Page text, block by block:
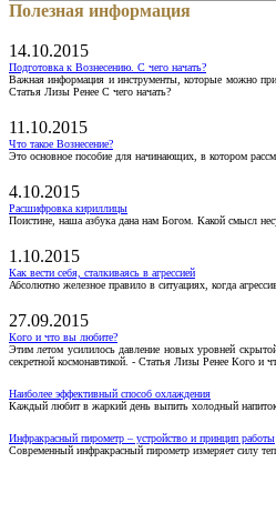
Полезная информация
14.10.2015
Подготовка к Вознесению. С чего начать?
Важная информация и инструменты, которые можно
Статья Лизы Ренее С чего начать?
11.10.2015
Что такое Вознесение?
Это основное пособие для начинающих, в котором
4.10.2015
Расшифровка кириллицы
Поистине, наша азбука дана нам Богом. Какой смысл
1.10.2015
Как вести себя, сталкиваясь в агрессией
Абсолютно железное правило в ситуациях, когда
27.09.2015
Кого и что вы любите?
Этим летом усилилось давление новых уровней
секретной космонавтикой. - Статья Лизы Ренее Кого и
Наиболее эффективный способ охлаждения
Каждый любит в жаркий день выпить холодный
Инфракрасный пирометр – устройство и принцип работы
Современный инфракрасный пирометр измеряет силу